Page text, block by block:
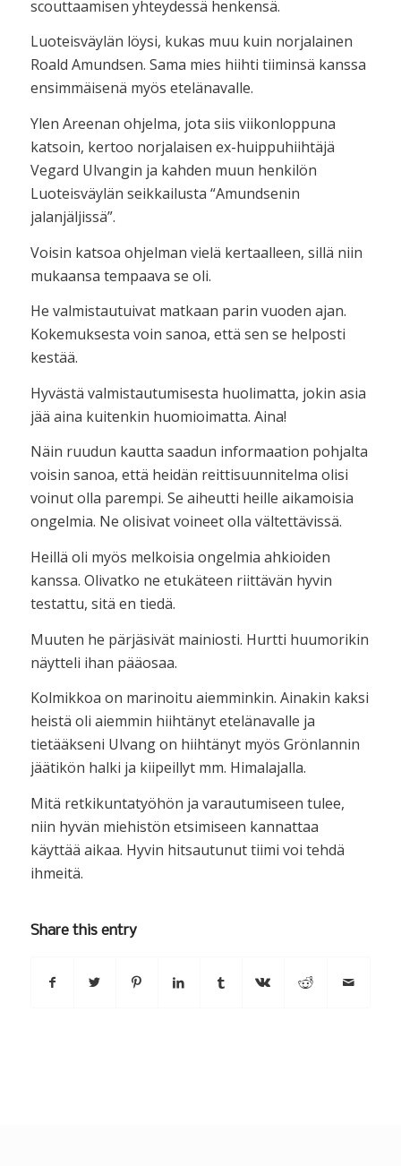
scouttaamisen yhteydessä henkensä.
Luoteisväylän löysi, kukas muu kuin norjalainen
Roald Amundsen. Sama mies hiihti tiiminsä kanssa
ensimmäisenä myös etelänavalle.
Ylen Areenan ohjelma, jota siis viikonloppuna
katsoin, kertoo norjalaisen ex-huippuhiihtäjä
Vegard Ulvangin ja kahden muun henkilön
Luoteisväylän seikkailusta “Amundsenin
jalanjäljissä”.
Voisin katsoa ohjelman vielä kertaalleen, sillä niin
mukaansa tempaava se oli.
He valmistautuivat matkaan parin vuoden ajan.
Kokemuksesta voin sanoa, että sen se helposti
kestää.
Hyvästä valmistautumisesta huolimatta, jokin asia
jää aina kuitenkin huomioimatta. Aina!
Näin ruudun kautta saadun informaation pohjalta
voisin sanoa, että heidän reittisuunnitelma olisi
voinut olla parempi. Se aiheutti heille aikamoisia
ongelmia. Ne olisivat voineet olla vältettävissä.
Heillä oli myös melkoisia ongelmia ahkioiden
kanssa. Olivatko ne etukäteen riittävän hyvin
testattu, sitä en tiedä.
Muuten he pärjäsivät mainiosti. Hurtti huumorikin
näytteli ihan pääosaa.
Kolmikkoa on marinoitu aiemminkin. Ainakin kaksi
heistä oli aiemmin hiihtänyt etelänavalle ja
tietääkseni Ulvang on hiihtänyt myös Grönlannin
jäätikön halki ja kiipeillyt mm. Himalajalla.
Mitä retkikuntatyöhön ja varautumiseen tulee,
niin hyvän miehistön etsimiseen kannattaa
käyttää aikaa. Hyvin hitsautunut tiimi voi tehdä
ihmeitä.
Share this entry